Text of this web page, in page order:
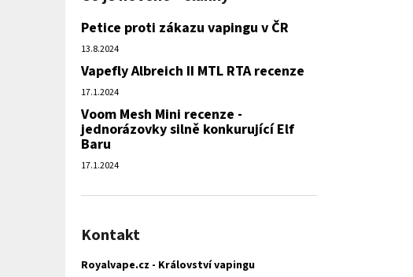
Petice proti zákazu vapingu v ČR
13.8.2024
Vapefly Albreich II MTL RTA recenze
17.1.2024
Voom Mesh Mini recenze -
jednorázovky silně konkurující Elf
Baru
17.1.2024
Kontakt
Royalvape.cz - Království vapingu